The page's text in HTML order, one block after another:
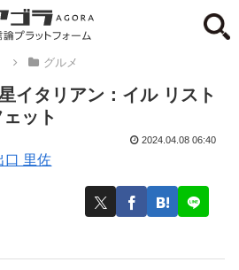
グルメ
イタリアン：イル リスト
ット
口 里佐
2024.04.08 06:40